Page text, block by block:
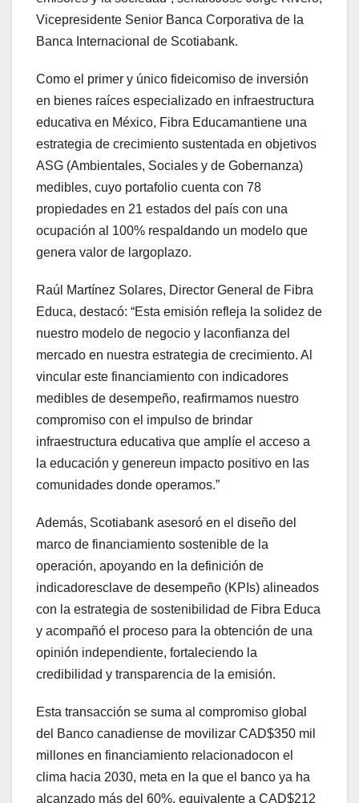
Vicepresidente Senior Banca Corporativa de la
Banca Internacional de Scotiabank.
Como el primer y único fideicomiso de inversión
en bienes raíces especializado en infraestructura
educativa en México, Fibra Educamantiene una
estrategia de crecimiento sustentada en objetivos
ASG (Ambientales, Sociales y de Gobernanza)
medibles, cuyo portafolio cuenta con 78
propiedades en 21 estados del país con una
ocupación al 100% respaldando un modelo que
genera valor de largoplazo.
Raúl Martínez Solares, Director General de Fibra
Educa, destacó: “Esta emisión refleja la solidez de
nuestro modelo de negocio y laconfianza del
mercado en nuestra estrategia de crecimiento. Al
vincular este financiamiento con indicadores
medibles de desempeño, reafirmamos nuestro
compromiso con el impulso de brindar
infraestructura educativa que amplíe el acceso a
la educación y genereun impacto positivo en las
comunidades donde operamos.”
Además, Scotiabank asesoró en el diseño del
marco de financiamiento sostenible de la
operación, apoyando en la definición de
indicadoresclave de desempeño (KPIs) alineados
con la estrategia de sostenibilidad de Fibra Educa
y acompañó el proceso para la obtención de una
opinión independiente, fortaleciendo la
credibilidad y transparencia de la emisión.
Esta transacción se suma al compromiso global
del Banco canadiense de movilizar CAD$350 mil
millones en financiamiento relacionadocon el
clima hacia 2030, meta en la que el banco ya ha
alcanzado más del 60%, equivalente a CAD$212